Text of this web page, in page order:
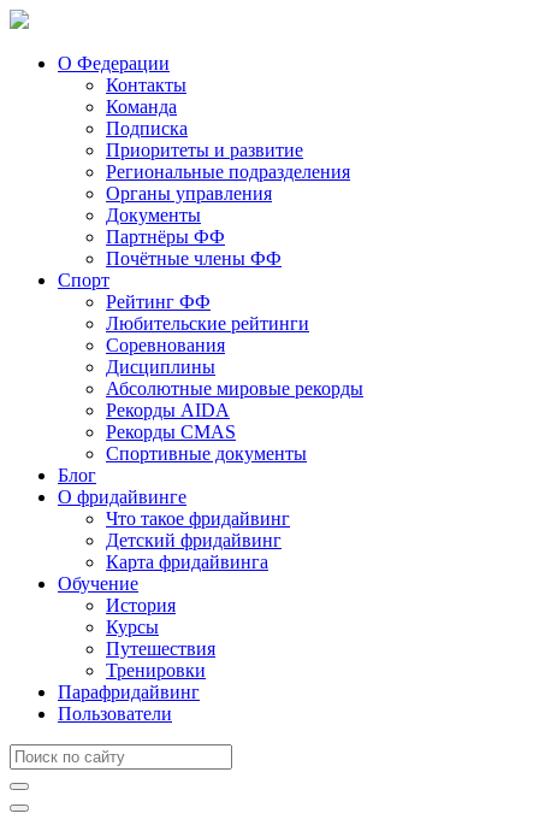
О Федерации
Контакты
Команда
Подписка
Приоритеты и развитие
Региональные подразделения
Органы управления
Документы
Партнёры ФФ
Почётные члены ФФ
Спорт
Рейтинг ФФ
Любительские рейтинги
Соревнования
Дисциплины
Абсолютные мировые рекорды
Рекорды AIDA
Рекорды CMAS
Спортивные документы
Блог
О фридайвинге
Что такое фридайвинг
Детский фридайвинг
Карта фридайвинга
Обучение
История
Курсы
Путешествия
Тренировки
Парафридайвинг
Пользователи